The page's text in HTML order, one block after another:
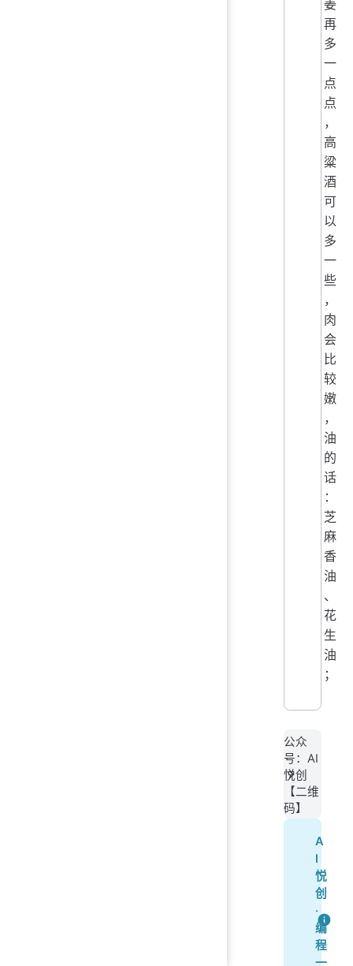
姜
再
多
一
点
点
，
高
粱
酒
可
以
多
一
些
，
肉
会
比
较
嫩
，
油
的
话
：
芝
麻
香
油
、
花
生
油
；
公众
号：AI
悦创
【二维
码】
A
I
悦
创
·
编
程